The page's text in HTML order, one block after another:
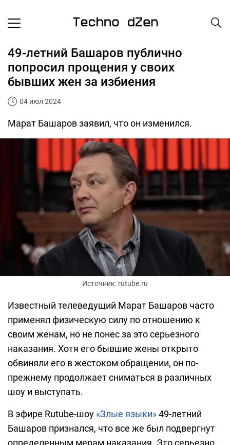
49-летний Башаров публично
попросил прощения у своих
бывших жен за избиения
04 июл 2024
Марат Башаров заявил, что он изменился.
Источник: rutube.ru
Известный телеведущий Марат Башаров часто
применял физическую силу по отношению к
своим женам, но не понес за это серьезного
наказания. Хотя его бывшие жены открыто
обвиняли его в жестоком обращении, он по-
прежнему продолжает сниматься в различных
шоу и выступать.
В эфире Rutube-шоу «Злые языки»49-летний
Башаров признался, что все же был подвергнут